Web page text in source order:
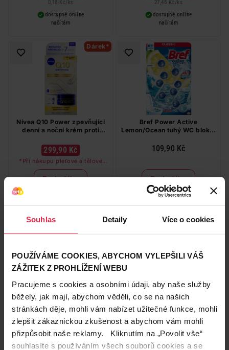
Souhlas Detaily Více o cookies
POUŽÍVÁME COOKIES, ABYCHOM VYLEPŠILI VÁŠ
ZÁŽITEK Z PROHLÍŽENÍ WEBU
Pracujeme s cookies a osobními údaji, aby naše služby
běžely, jak mají, abychom věděli, co se na našich
stránkách děje, mohli vám nabízet užitečné funkce, mohli
zlepšit zákaznickou zkušenost a abychom vám mohli
přizpůsobit naše reklamy. Kliknutím na „Povolit vše“
souhlasíte s používáním všech souborů cookies a se
0,18 Kč/ ks
dostupné online
načítám
27,48 Kč / ks
dostupné online
načítám
Dárek*
Nivea Q10 Power zpevňující
denní a noční krém proti
299,90 Kč
*Při nákupu pleťové a tělové
péče značky Nivea a Labello v
hodnotě nad 249 Kč dostanete
Do košíku
Bref Power Active
Lemon/Ocean tuhý WC blok 4
109,90 Kč
Do košíku
27,48 Kč/ks
Colgate Triple Action Original
Mint zubní pasta 75 ml
44,90 Kč
Q-Soft toaletní papír super
jemný 3vrstvý 8 ks
69,90 Kč